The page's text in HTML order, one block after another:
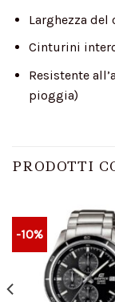
Larghezza
Cinturini
Resistente
pioggia)
PRODOTTI
-10%